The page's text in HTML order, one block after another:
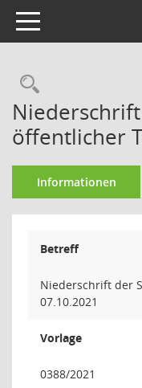
Toggle navigation
öffentlicher
Informationen
Betreff
Niederschrift der
07.10.2021
Vorlage
0388/2021